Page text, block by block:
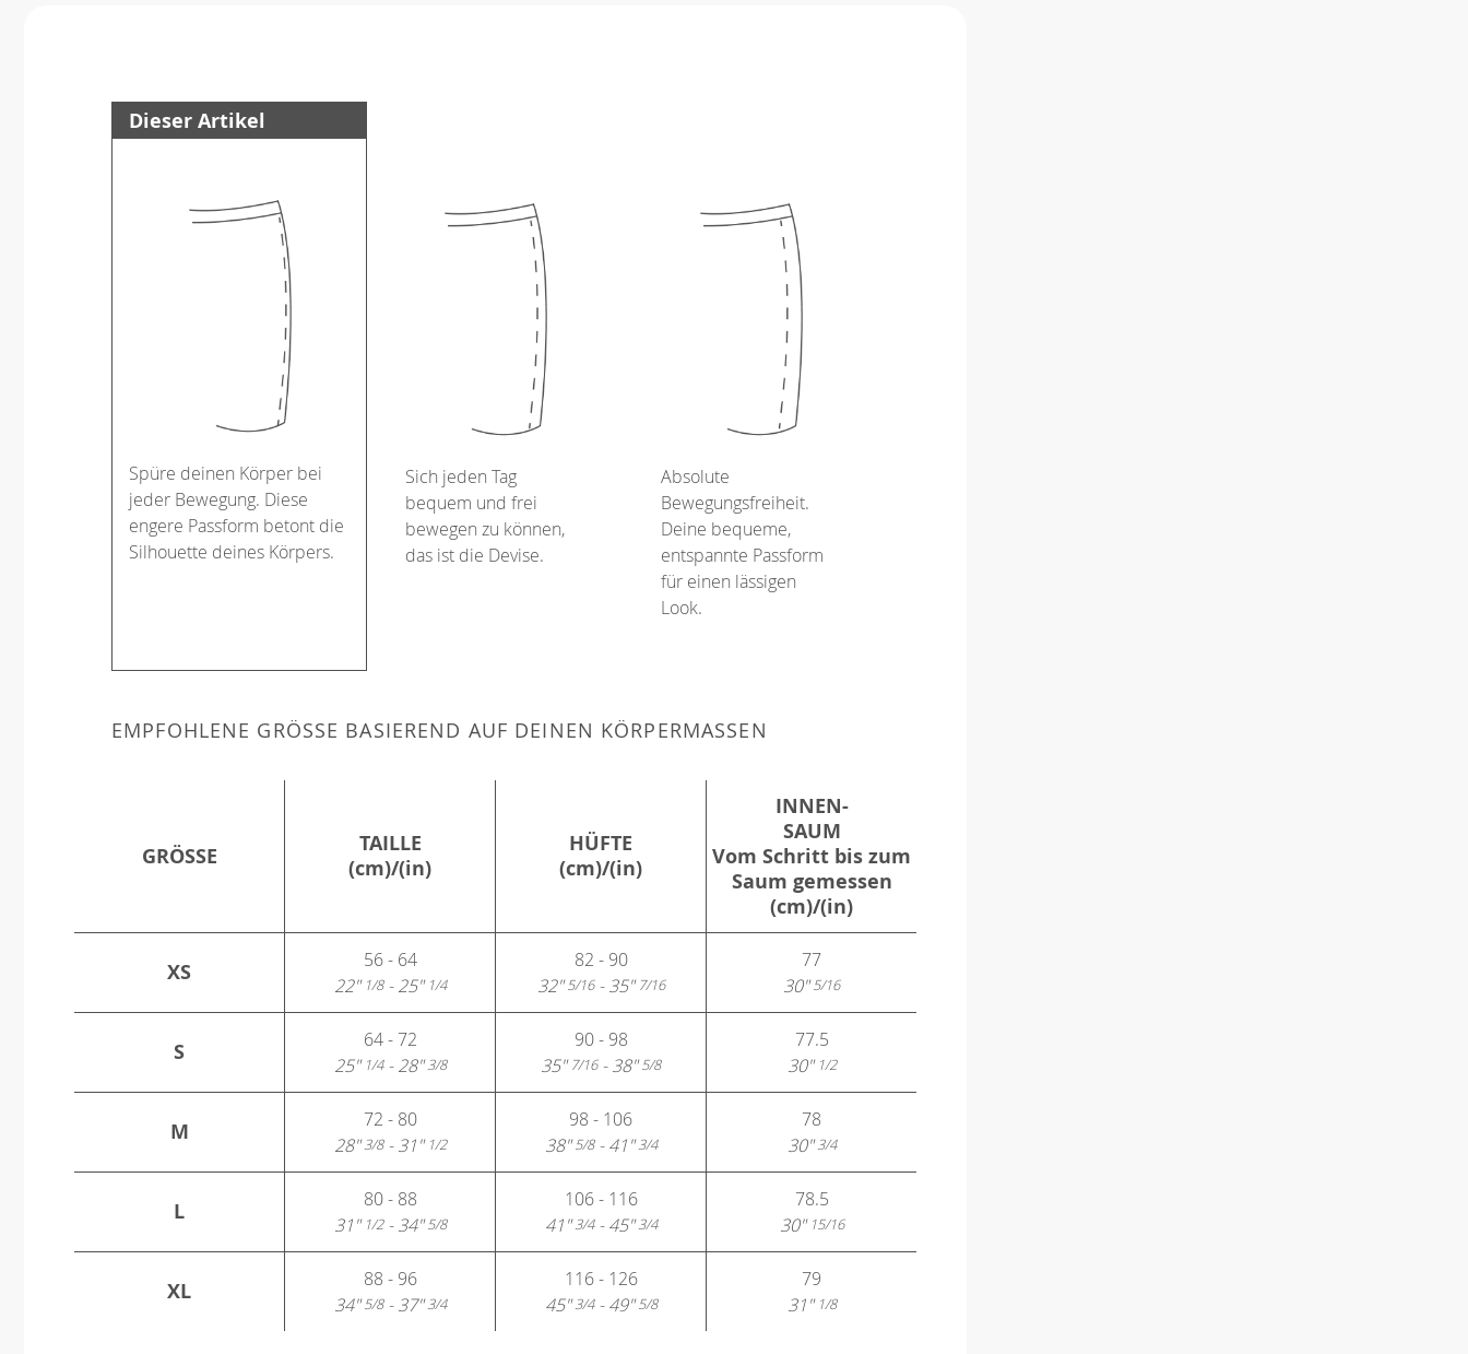
Dieser Artikel
Spüre deinen Körper bei
jeder Bewegung. Diese
engere Passform betont die
Silhouette deines Körpers.
Sich jeden Tag
bequem und frei
bewegen zu können,
das ist die Devise.
Absolute
Bewegungsfreiheit.
Deine bequeme,
entspannte Passform
für einen lässigen
Look.
EMPFOHLENE GRÖSSE BASIEREND AUF DEINEN KÖRPERMASSEN
GRÖSSE
TAILLE
(cm)/(in)
HÜFTE
(cm)/(in)
INNEN-
SAUM
Vom Schritt bis zum
Saum gemessen
(cm)/(in)
XS
56 - 64
22"1/8- 25"1/4
82 - 90
32"5/16- 35"7/16
77
30"5/16
S
64 - 72
25"1/4- 28"3/8
90 - 98
35"7/16- 38"5/8
77.5
30"1/2
M
72 - 80
28"3/8- 31"1/2
98 - 106
38"5/8- 41"3/4
78
30"3/4
L
80 - 88
31"1/2- 34"5/8
106 - 116
41"3/4- 45"3/4
78.5
30"15/16
XL
88 - 96
34"5/8- 37"3/4
116 - 126
45"3/4- 49"5/8
79
31"1/8